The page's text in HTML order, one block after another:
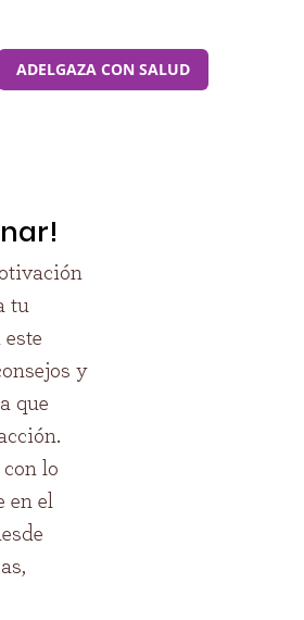
ADELGAZA CON SALUD
tu
y
que
lo
en el